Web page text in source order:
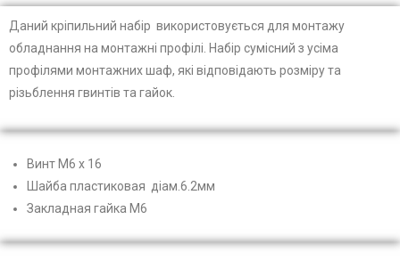
Даний кріпильний набір використовується для монтажу
обладнання на монтажні профілі. Набір сумісний з усіма
профілями монтажних шаф, які відповідають розміру та
різьблення гвинтів та гайок.
Винт М6 х 16
Шайба пластиковая діам.6.2мм
Закладная гайка М6